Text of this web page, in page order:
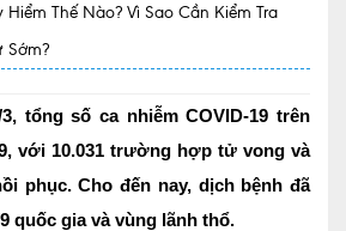
TIN TỨC
tin y tế
sự kiện
Báo chí nói về chúng tôi
Thế Nào? Vì Sao Cần Kiểm Tra
Sớm?
tổng số ca nhiễm COVID-19 trên
với 10.031 trường hợp tử vong và
phục. Cho đến nay, dịch bệnh đã
quốc gia và vùng lãnh thổ.